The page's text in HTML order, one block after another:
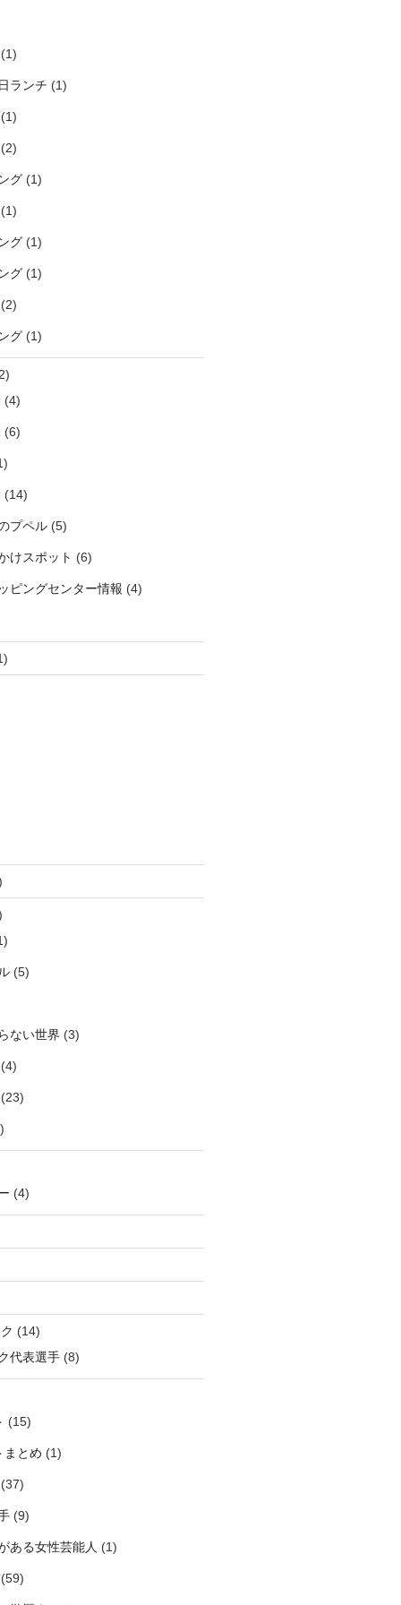
(1)
ランチ (1)
(1)
(2)
グ(1)
(1)
グ(1)
グ(1)
(2)
グ(1)
(4)
(6)
(14)
プペル(5)
けスポット (6)
ピングセンター情報 (4)
(5)
ない世界 (3)
(4)
(23)
(4)
(14)
代表選手(8)
(15)
まとめ (1)
(37)
(9)
ある女性芸能人 (1)
(59)